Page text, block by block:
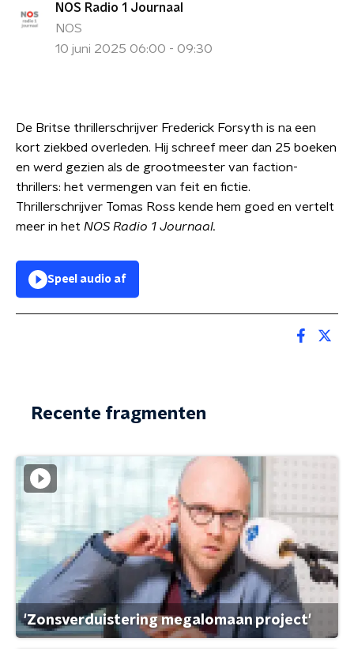
NOS Radio 1 Journaal
NOS
10 juni 2025 06:00 - 09:30
De Britse thrillerschrijver Frederick Forsyth is na een
kort ziekbed overleden. Hij schreef meer dan 25 boeken
en werd gezien als de grootmeester van faction-
thrillers: het vermengen van feit en fictie.
Thrillerschrijver Tomas Ross kende hem goed en vertelt
meer in het NOS Radio 1 Journaal.
Speel audio af
Recente fragmenten
'Zonsverduistering megalomaan project'